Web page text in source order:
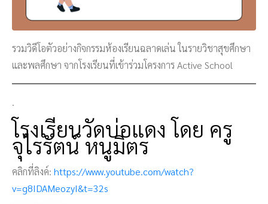
รวมวิดีโอตัวอย่างกิจกรรมห้องเรียนฉลาดเล่น ในรายวิชาสุขศึกษา
และพลศึกษา จากโรงเรียนที่เข้าร่วมโครงการ Active School
.
โรงเรียนวัดบ่อแดง โดย ครู
จุไรรัตน์ หนูมิตร
คลิกที่ลิงค์: https://www.youtube.com/watch?
v=g8IDAMeozyI&t=32s